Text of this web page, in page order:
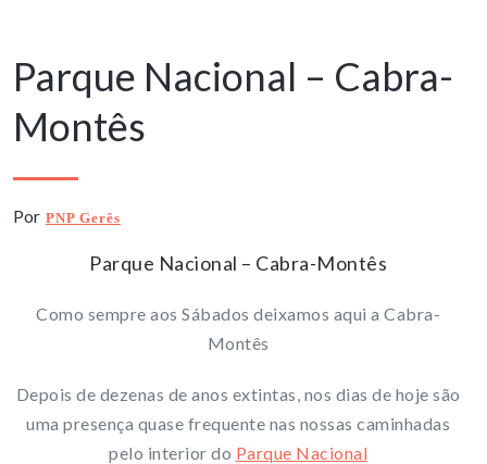
Parque Nacional – Cabra-
Montês
Por PNP Gerês
Parque Nacional – Cabra-Montês
Como sempre aos Sábados deixamos aqui a Cabra-
Montês
Depois de dezenas de anos extintas, nos dias de hoje são
uma presença quase frequente nas nossas caminhadas
pelo interior do Parque Nacional